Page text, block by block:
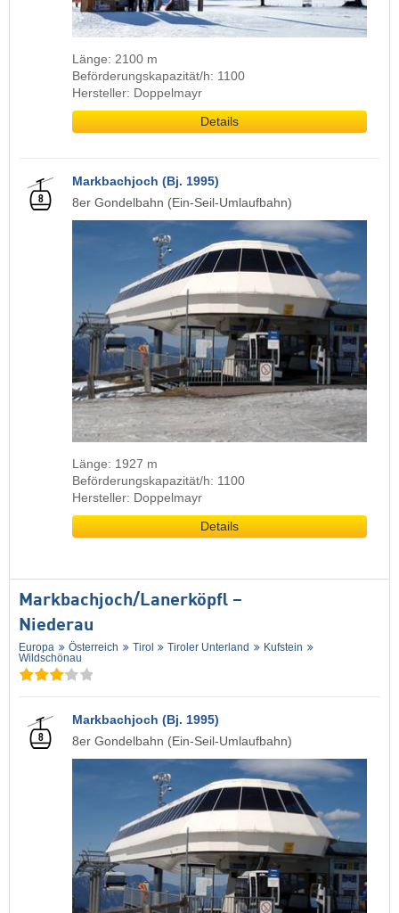
Länge: 2100 m
Beförderungskapazität/h: 1100
Hersteller: Doppelmayr
Details
Markbachjoch (Bj. 1995)
8er Gondelbahn (Ein-Seil-Umlaufbahn)
Länge: 1927 m
Beförderungskapazität/h: 1100
Hersteller: Doppelmayr
Details
Markbachjoch/​Lanerköpfl –
Niederau
Europa Österreich Tirol Tiroler Unterland
Kufstein
Wildschönau
Markbachjoch (Bj. 1995)
8er Gondelbahn (Ein-Seil-Umlaufbahn)